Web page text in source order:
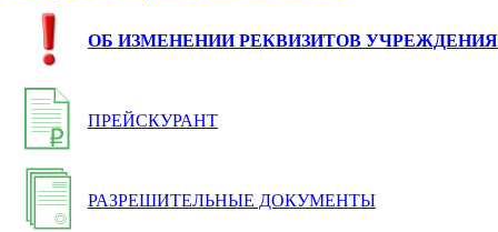
ОБ ИЗМЕНЕНИИ РЕКВИЗИТОВ УЧРЕЖДЕНИЯ
ПРЕЙСКУРАНТ
РАЗРЕШИТЕЛЬНЫЕ ДОКУМЕНТЫ